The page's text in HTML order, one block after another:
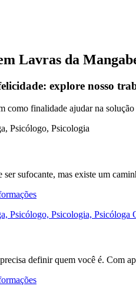
Lavras da
explore nosso
como finalidade ajudar na
ser sufocante, mas existe um
definir quem você é. Com